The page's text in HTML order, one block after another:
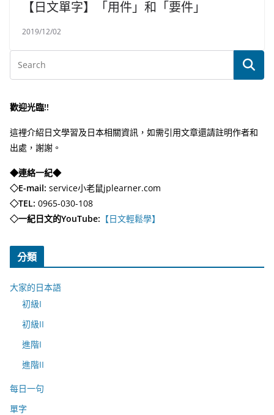
【日文單字】「用件」和「要件」
2019/12/02
歡迎光臨!!
這裡介紹日文學習及日本相關資訊，如需引用文章還請註明作者和
出處，謝謝。
◆連絡一紀◆
◇E-mail: service小老鼠jplearner.com
◇TEL: 0965-030-108
◇一紀日文的YouTube: 【日文輕鬆學】
分類
大家的日本語
初級I
初級II
進階I
進階II
每日一句
單字